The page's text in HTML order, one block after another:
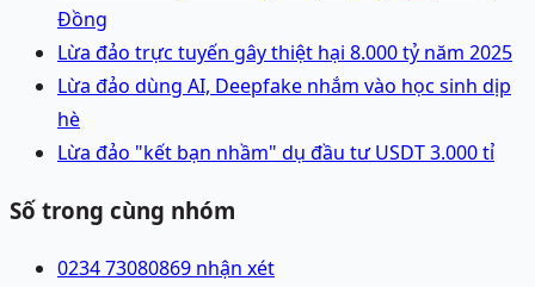
Đồng
Lừa đảo trực tuyến gây thiệt hại 8.000 tỷ năm 2025
Lừa đảo dùng AI, Deepfake nhắm vào học sinh dịp
hè
Lừa đảo "kết bạn nhầm" dụ đầu tư USDT 3.000 tỉ
Số trong cùng nhóm
0234 73080869 nhận xét